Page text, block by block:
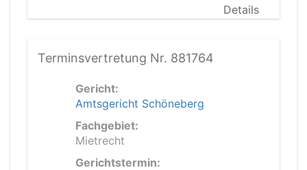
Details
Terminsvertretung Nr. 881764
Gericht:
Amtsgericht Schöneberg
Fachgebiet:
Mietrecht
Gerichtstermin: